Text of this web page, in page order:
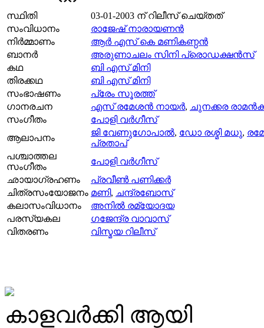
സ്ഥിതി 03-01-2003 ന് റിലീസ് ചെയ്തത്
സംവിധാനം
രാജേഷ്‌ നാരായണന്‍
നിര്‍മ്മാണം
ആര്‍ എസ് കെ മണികണ്ഠന്‍
ബാനര്‍
അരുണാചലം സിനി പ്രൊഡക്ഷൻസ്
കഥ
ബി എസ് മിനി
തിരക്കഥ
ബി എസ് മിനി
സംഭാഷണം
പ്രേം സൂരത്ത്
ഗാനരചന
എസ്‌ രമേശന്‍ നായര്‍, ചുനക്കര
സംഗീതം
പോളി വര്‍ഗീസ്
ആലാപനം
ജി വേണുഗോപാല്‍, ഡോ രശ്മി മധു,
പ്രതാപ്‌
പശ്ചാത്തല
സംഗീതം
പോളി വര്‍ഗീസ്
ഛായാഗ്രഹണം
പ്രവീണ്‍ പണിക്കര്‍
ചിത്രസംയോജനം മണി, ചന്ദ്രബോസ്
കലാസംവിധാനം
അനില്‍ രമ്യോദയ
പരസ്യകല
ഗജേന്ദ്ര വാവാസ്
വിതരണം
വിസ്മയ റിലീസ്
കാളവർക്കി ആയി